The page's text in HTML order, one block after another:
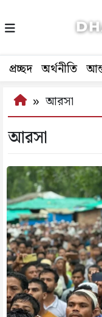
প্রচ্ছদ অর্থনীতি
আরসা
আরসা